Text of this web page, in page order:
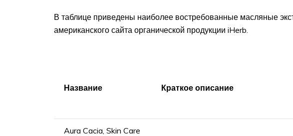
В таблице приведены наиболее востребованные масляные
американского сайта органической продукции iHerb.
Название Краткое описание
Aura Cacia, Skin Care